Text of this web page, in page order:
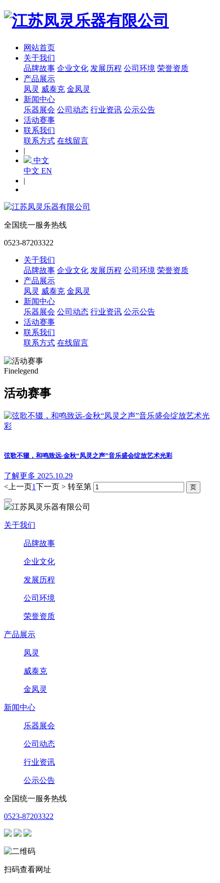
网站首页
关于我们
品牌故事 企业文化 发展历程 公司环境 荣誉资质
产品展示
凤灵 威泰克 金凤灵
新闻中心
乐器展会 公司动态 行业资讯 公示公告
活动赛事
联系我们
联系方式 在线留言
|
中文
中文 EN
|
全国统一服务热线
0523-87203322
关于我们
品牌故事 企业文化 发展历程 公司环境 荣誉资质
产品展示
凤灵 威泰克 金凤灵
新闻中心
乐器展会 公司动态 行业资讯 公示公告
活动赛事
联系我们
联系方式 在线留言
Finelegend
活动赛事
弦歌不辍，和鸣致远-金秋“凤灵之声”音乐盛会绽放艺术光彩
了解更多 2025.10.29
<上一页1下一页 > 转至第
关于我们
品牌故事
企业文化
发展历程
公司环境
荣誉资质
产品展示
凤灵
威泰克
金凤灵
新闻中心
乐器展会
公司动态
行业资讯
公示公告
全国统一服务热线
0523-87203322
扫码查看网址